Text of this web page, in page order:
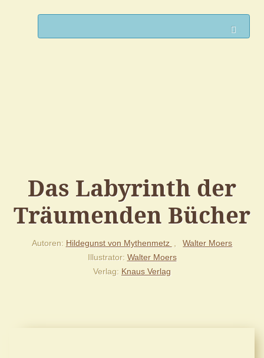
Das Labyrinth der
Träumenden Bücher
Autoren Hildegunst von Mythenmetz
Walter Moers
Illustrator Walter Moers
Verlag Knaus Verlag